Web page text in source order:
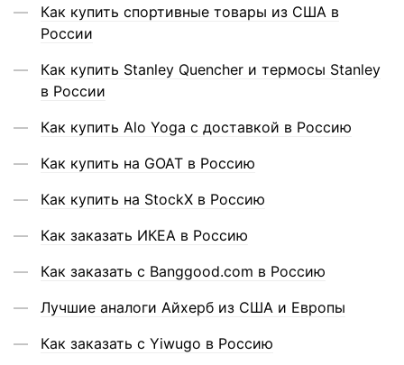
Как купить спортивные товары из США в
России
Как купить Stanley Quencher и термосы Stanley
в России
Как купить Alo Yoga с доставкой в Россию
Как купить на GOAT в Россию
Как купить на StockX в Россию
Как заказать ИКЕА в Россию
Как заказать с Banggood.com в Россию
Лучшие аналоги Айхерб из США и Европы
Как заказать с Yiwugo в Россию